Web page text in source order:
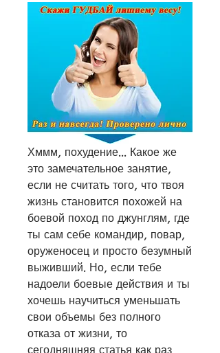
Хммм, похудение... Какое же
это замечательное занятие,
если не считать того, что твоя
жизнь становится похожей на
боевой поход по джунглям, где
ты сам себе командир, повар,
оруженосец и просто безумный
выживший. Но, если тебе
надоели боевые действия и ты
хочешь научиться уменьшать
свои объемы без полного
отказа от жизни, то
сегодняшняя статья как раз